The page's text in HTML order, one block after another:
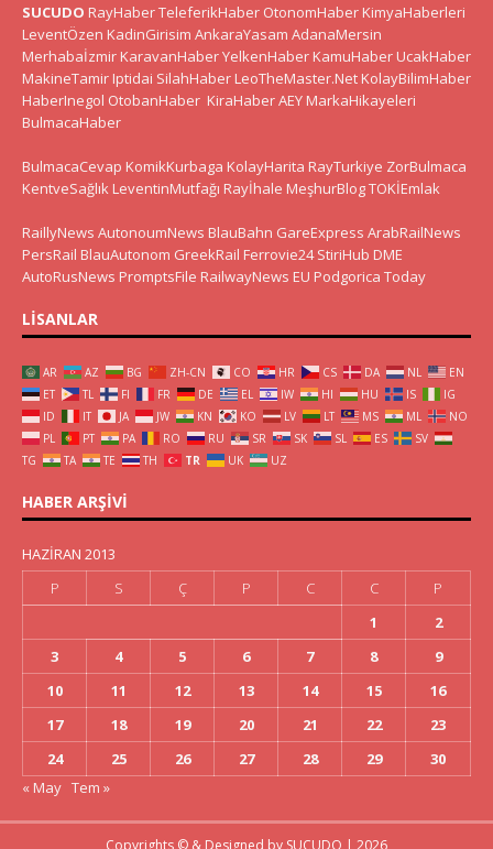
SUCUDO RayHaberTeleferikHaber OtonomHaber KimyaHaberleri
LeventÖzen KadinGirisim AnkaraYasam AdanaMersin
Merhabaİzmir KaravanHaberYelkenHaber KamuHaber UcakHaber
MakineTamir Iptidai SilahHaber LeoTheMaster.Net KolayBilimHaber
HaberInegol OtobanHaber KiraHaberAEY MarkaHikayeleri
BulmacaHaber
BulmacaCevap KomikKurbaga KolayHarita RayTurkiye ZorBulmaca
KentveSağlık LeventinMutfağı Rayİhale MeşhurBlogTOKİEmlak
RaillyNews AutonoumNews BlauBahn GareExpress ArabRailNews
PersRail BlauAutonom GreekRail Ferrovie24 StiriHub DME
AutoRusNews PromptsFile RailwayNews EU Podgorica Today
LISANLAR
AR AZ BG ZH-CN CO HR CS DA NL
EN
ET
TL FI FR DE EL IW HI HU IS
IG
ID
IT JA JW KN KO LV LT MS ML
NO
PL
PT PA RO RU SR SK SL ES
SV
TG
TA TE TH TR UK UZ
HABER ARŞIVI
HAZIRAN 2013
P
S Ç P C C
P
1
2
3
4 5 6 7 8
9
10
11 12 13 14 15
16
17
18 19 20 21 22
23
24
25 26 27 28 29
30
« May Tem »
Copyrights © & Designed by SUCUDO | 2026